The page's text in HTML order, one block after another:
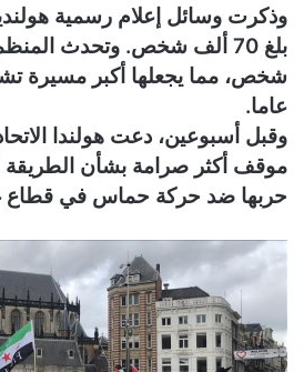
وذكرت وسائل إعلام رسمية
عاما.
وقبل أسبوعين، دعت هولندا
موقف أكثر صرامة بشأن الطريقة
حربها ضد حركة حماس في قطاع